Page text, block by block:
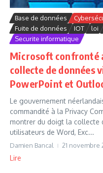
Base de données
Fuite de données
IOT loi
Securite informatique
Microsoft confronté
collecte de données
PowerPoint et
Le gouvernement
commandité à la Privacy
montrer du doigt la collecte
utilisateurs de Word, Exc...
Damien Bancal 21 novembre
Lire